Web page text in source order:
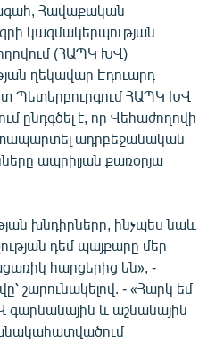
Հավաքական
կազմակերպության
(ՀԱՊԿ ԽՎ)
ղեկավար Էդուարդ
Պետերբուրգում ՀԱՊԿ ԽՎ
ընդգծել է, որ Վեհաժողովի
ադրբեջանական
ապրիլյան քառօրյա
խնդիրները, ինչպես նաև
դեմ պայքարը մեր
հարցերից են», -
շարունակելով. - «Հարկ եմ
գարնանային և աշնանային